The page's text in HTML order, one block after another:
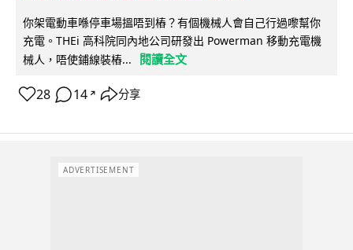
你架電動車喺停車場搵唔到樁？有個機械人會自己行過嚟幫你
充電。THEi 高科院同內地公司研發出 Powerman 移動充電機
械人，唔使鋪線裝樁...
閱讀全文
28 14 ↗ 分享
ADVERTISEMENT